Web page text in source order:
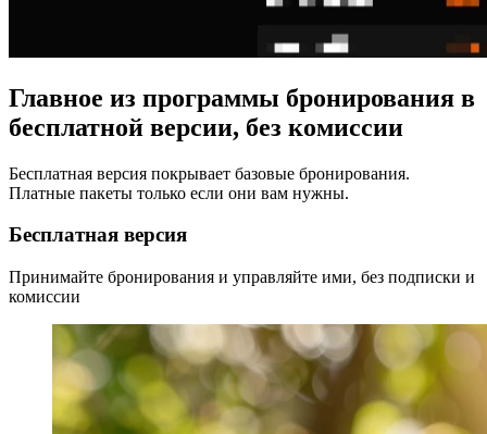
Главное из программы бронирования в
бесплатной версии, без комиссии
Бесплатная версия покрывает базовые бронирования.
Платные пакеты только если они вам нужны.
Бесплатная версия
Принимайте бронирования и управляйте ими, без подписки и
комиссии